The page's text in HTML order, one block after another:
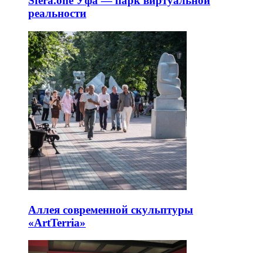
реальности
Аллея современной скульптуры
«ArtTerria»